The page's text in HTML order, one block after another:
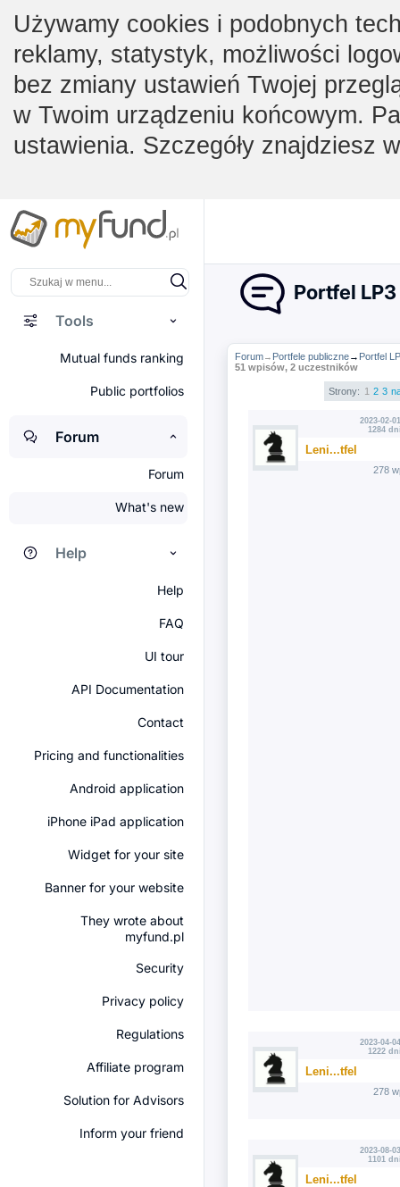
Używamy cookies i podobnych
reklamy, statystyk, możliwości
bez zmiany ustawień Twojej
w Twoim urządzeniu końcowym.
ustawienia. Szczegóły znajdziesz
Tools
Mutual funds ranking
Public portfolios
Forum
Forum
What's new
Help
Help
FAQ
UI tour
API Documentation
Contact
Pricing and functionalities
Android application
iPhone iPad application
Widget for your site
Banner for your website
They wrote about
myfund.pl
Security
Privacy policy
Regulations
Affiliate program
Solution for Advisors
Inform your friend
Portfel
Forum→ Portfele publiczne→ Portfel
51 wpisów, 2 uczestników
Strony: 1 2 3
2023-02-
1284
Leni...tfel
278
2023-04-
1222
Leni...tfel
278
2023-08-
1101
Leni...tfel